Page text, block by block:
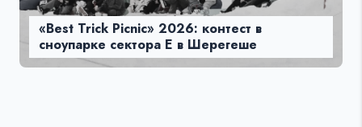
«Best Trick Picnic» 2026: контест в
сноупарке сектора Е в Шерегеше